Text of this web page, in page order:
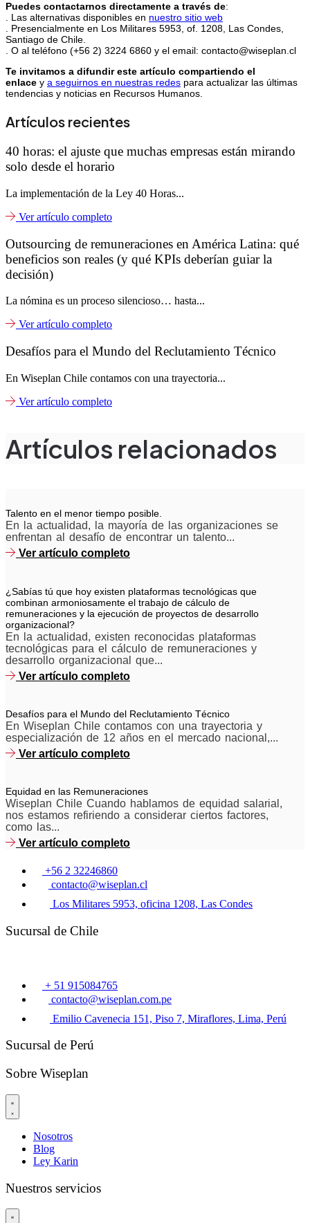
Puedes contactarnos directamente a través de:
. Las alternativas disponibles en nuestro sitio web
. Presencialmente en Los Militares 5953, of. 1208, Las Condes,
Santiago de Chile.
. O al teléfono (+56 2) 3224 6860 y el email: contacto@wiseplan.cl
Te invitamos a difundir este artículo compartiendo el
enlace y a seguirnos en nuestras redes para actualizar las últimas
tendencias y noticias en Recursos Humanos.
Artículos recientes
40 horas: el ajuste que muchas empresas están mirando
solo desde el horario
La implementación de la Ley 40 Horas...
Ver artículo completo
Outsourcing de remuneraciones en América Latina: qué
beneficios son reales (y qué KPIs deberían guiar la
decisión)
La nómina es un proceso silencioso… hasta...
Ver artículo completo
Desafíos para el Mundo del Reclutamiento Técnico
En Wiseplan Chile contamos con una trayectoria...
Ver artículo completo
Artículos relacionados
Talento en el menor tiempo posible.
En la actualidad, la mayoría de las organizaciones se
enfrentan al desafío de encontrar un talento...
Ver artículo completo
¿Sabías tú que hoy existen plataformas tecnológicas que
combinan armoniosamente el trabajo de cálculo de
remuneraciones y la ejecución de proyectos de desarrollo
organizacional?
En la actualidad, existen reconocidas plataformas
tecnológicas para el cálculo de remuneraciones y
desarrollo organizacional que...
Ver artículo completo
Desafíos para el Mundo del Reclutamiento Técnico
En Wiseplan Chile contamos con una trayectoria y
especialización de 12 años en el mercado nacional,...
Ver artículo completo
Equidad en las Remuneraciones
Wiseplan Chile Cuando hablamos de equidad salarial,
nos estamos refiriendo a considerar ciertos factores,
como las...
Ver artículo completo
+56 2 32246860
contacto@wiseplan.cl
Los Militares 5953, oficina 1208, Las Condes
Sucursal de Chile
+ 51 915084765
contacto@wiseplan.com.pe
Emilio Cavenecia 151, Piso 7, Miraflores, Lima, Perú
Sucursal de Perú
Sobre Wiseplan
Nosotros
Blog
Ley Karin
Nuestros servicios